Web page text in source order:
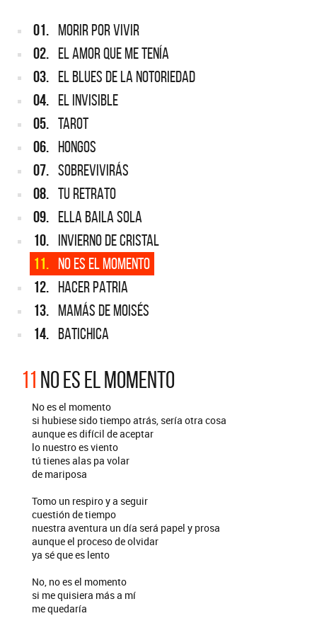
01. MORIR POR VIVIR
02. EL AMOR QUE ME TENÍA
03. EL BLUES DE LA NOTORIEDAD
04. EL INVISIBLE
05. TAROT
06. HONGOS
07. SOBREVIVIRÁS
08. TU RETRATO
09. ELLA BAILA SOLA
10. INVIERNO DE CRISTAL
11. NO ES EL MOMENTO
12. HACER PATRIA
13. MAMÁS DE MOISÉS
14. BATICHICA
11 NO ES EL MOMENTO
No es el momento
si hubiese sido tiempo atrás, sería otra cosa
aunque es difícil de aceptar
lo nuestro es viento
tú tienes alas pa volar
de mariposa
Tomo un respiro y a seguir
cuestión de tiempo
nuestra aventura un día será papel y prosa
aunque el proceso de olvidar
ya sé que es lento
No, no es el momento
si me quisiera más a mí
me quedaría